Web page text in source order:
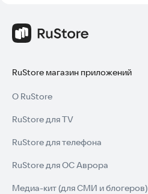
RuStore магазин приложений
О RuStore
RuStore для TV
RuStore для телефона
RuStore для ОС Аврора
Медиа-кит (для СМИ и блогеров)